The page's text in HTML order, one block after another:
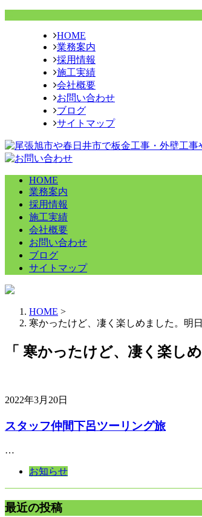
HOME
業務案内
採用情報
施工実績
会社概要
お問い合わせ
ブログ
サイトマップ
HOME
業務案内
採用情報
施工実績
会社概要
お問い合わせ
ブログ
サイトマップ
HOME >
寒かったけど、凄く楽しめました。明
「 寒かったけど、凄く楽し
2022年3月20日
スタッフ仲間下呂ツーリング旅
…
お知らせ
最近の投稿